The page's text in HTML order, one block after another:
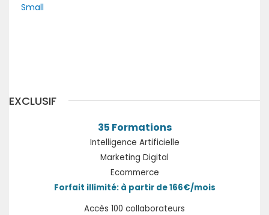
Small
EXCLUSIF
35 Formations
Intelligence Artificielle
Marketing Digital
Ecommerce
Forfait illimité: à partir de 166€/mois
Accès 100 collaborateurs